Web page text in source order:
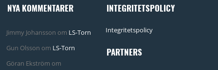
NYA KOMMENTARER
Jimmy Johansson om LS-Torn
Gun Olsson om LS-Torn
Göran Ekström om
INTEGRITETSPOLICY
Integritetspolicy
PARTNERS